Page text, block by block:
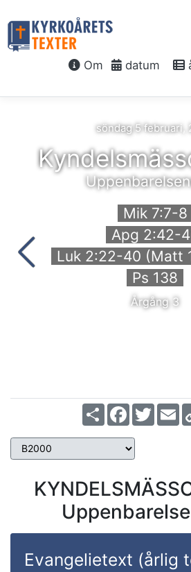
Om datum
söndag 5 februari,
Mik 7:7-8
Apg 2:42-
Luk 2:22-40 (Matt
Ps 138
Årgång 3
ShareFacebook
Evangelietext (årlig